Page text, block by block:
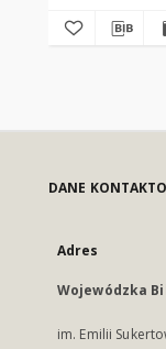
DANE
Adres
Wojewódzka
im. Emilii